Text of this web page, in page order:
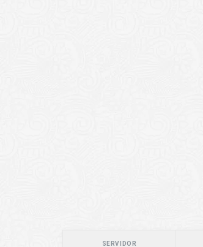
SERVIDOR